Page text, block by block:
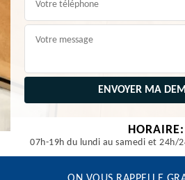
HORAIRE:
07h-19h du lundi au samedi et 24h/